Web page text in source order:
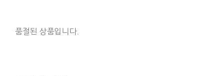
품절된 상품입니다.